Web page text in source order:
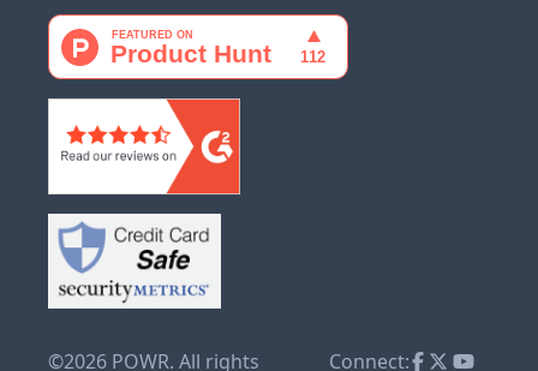
©2026 POWR. All rights Connect: